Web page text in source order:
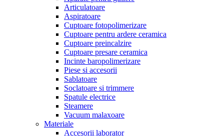
Articulatoare
Aspiratoare
Cuptoare fotopolimerizare
Cuptoare pentru ardere ceramica
Cuptoare preincalzire
Cuptoare presare ceramica
Incinte baropolimerizare
Piese si accesorii
Sablatoare
Soclatoare si trimmere
Spatule electrice
Steamere
Vacuum malaxoare
Materiale
Accesorii laborator